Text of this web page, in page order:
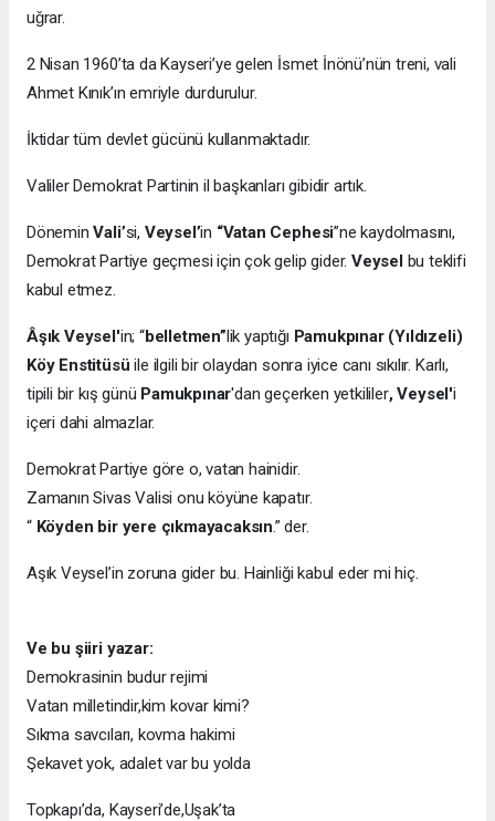
uǧrar.
2 Nisan 1960’ta da Kayseri’ye gelen İsmet İnönü’nün treni, vali
Ahmet Kınık’ın emriyle durdurulur.
İktidar tüm devlet gücünü kullanmaktadır.
Valiler Demokrat Partinin il başkanları gibidir artık.
DöneminVali’si, Veysel’in “Vatan Cephesi”ne kaydolmasını,
Demokrat Partiye geçmesi için çok gelip gider. Veyselbu teklifi
kabul etmez.
Âşık Veysel'in; “belletmen”lik yaptığı Pamukpınar (Yıldızeli)
Köy Enstitüsü ile ilgili bir olaydan sonra iyice canı sıkılır. Karlı,
tipili bir kış günü Pamukpınar'dan geçerken yetkililer, Veysel'i
içeri dahi almazlar.
Demokrat Partiye göre o, vatan hainidir.
Zamanın Sivas Valisi onu köyüne kapatır.
“ Köyden bir yere çıkmayacaksın.” der.
Aşık Veysel’in zoruna gider bu. Hainliği kabul eder mi hiç.
Ve bu şiiri yazar:
Demokrasinin budur rejimi
Vatan milletindir,kim kovar kimi?
Sıkma savcıları, kovma hakimi
Şekavet yok, adalet var bu yolda
Topkapı’da, Kayseri’de,Uşak’ta